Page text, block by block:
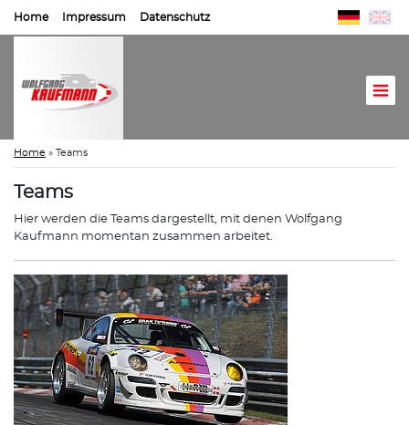
Home Impressum Datenschutz
Home » Teams
Teams
Hier werden die Teams dargestellt, mit denen Wolfgang
Kaufmann momentan zusammen arbeitet.